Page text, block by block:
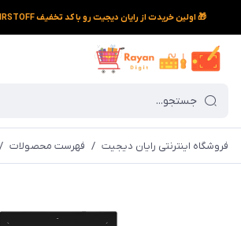
🎁 اولین خریدت از رایان دیجیت رو با کد تخفیف FIRSTOFF ارزون‌تر انجام بده.
فروشگاه اینترنتی رایان دیجیت / فهرست محصولات /